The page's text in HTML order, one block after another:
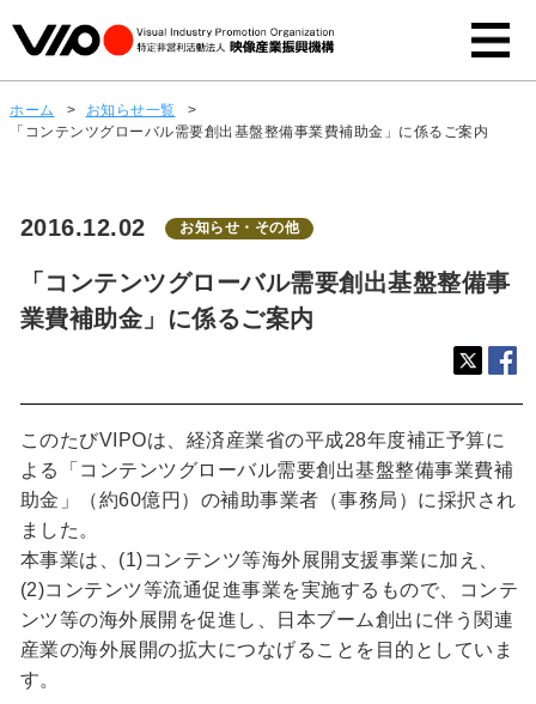
ホーム > お知らせ一覧
>
「コンテンツグローバル需要創出基盤整備事業費補助金」に係るご案内
2016.12.02 お知らせ・その他
「コンテンツグローバル需要創出基盤整備事
業費補助金」に係るご案内
このたびVIPOは、経済産業省の平成28年度補正予算に
よる「コンテンツグローバル需要創出基盤整備事業費補
助金」（約60億円）の補助事業者（事務局）に採択され
ました。
本事業は、(1)コンテンツ等海外展開支援事業に加え、
(2)コンテンツ等流通促進事業を実施するもので、コンテ
ンツ等の海外展開を促進し、日本ブーム創出に伴う関連
産業の海外展開の拡大につなげることを目的としていま
す。